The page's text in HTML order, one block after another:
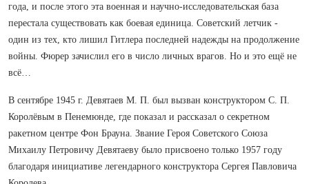
года, и после этого эта военная и научно-исследовательская база
перестала существовать как боевая единица. Советский летчик -
один из тех, кто лишил Гитлера последней надежды на продолжение
войны. Фюрер зачислил его в число личных врагов. Но и это ещё не
всё…
В сентябре 1945 г. Девятаев М. П. был вызван конструктором С. П.
Королёвым в Пенемюнде, где показал и рассказал о секретном
ракетном центре Фон Брауна. Звание Героя Советского Союза
Михаилу Петровичу Девятаеву было присвоено только 1957 году
благодаря инициативе легендарного конструктора Сергея Павловича